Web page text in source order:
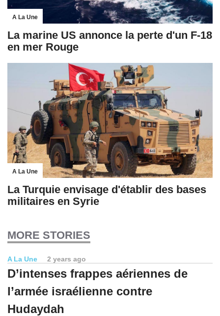
A La Une
La marine US annonce la perte d'un F-18
en mer Rouge
A La Une
La Turquie envisage d'établir des bases
militaires en Syrie
MORE STORIES
A La Une 2 years ago
D’intenses frappes aériennes de
l’armée israélienne contre
Hudaydah